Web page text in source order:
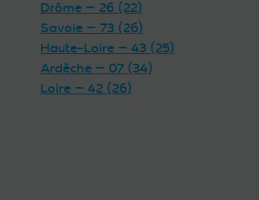
Drôme — 26 (22)
Savoie — 73 (26)
Haute-Loire — 43 (25)
Ardèche — 07 (34)
Loire — 42 (26)